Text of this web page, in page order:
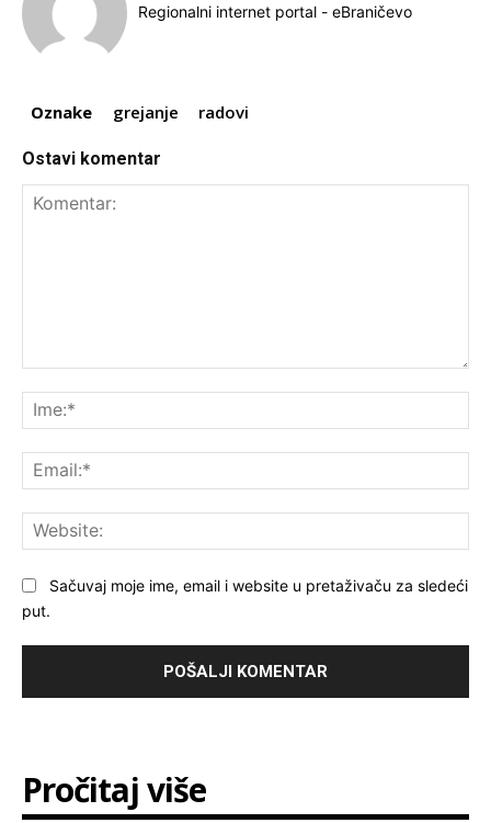
Regionalni internet portal - eBraničevo
Oznake grejanje radovi
Ostavi komentar
Sačuvaj moje ime, email i website u pretaživaču za sledeći
put.
Pročitaj više